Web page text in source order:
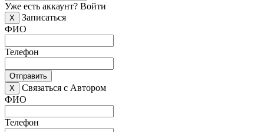
Уже есть аккаунт? Войти
X
Записаться
ФИО
Телефон
Отправить
X
Связаться с Автором
ФИО
Телефон